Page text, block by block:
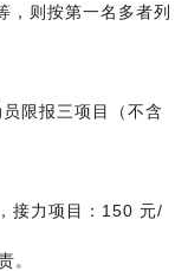
，则按第一名多者列
限报三项目（不含
接力项目：150 元/
。